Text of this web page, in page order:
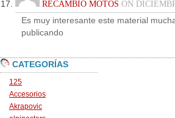
RECAMBIO MOTOS ON
Es muy interesante este material
publicando
CATEGORÍAS
125
Accesorios
Akrapovic